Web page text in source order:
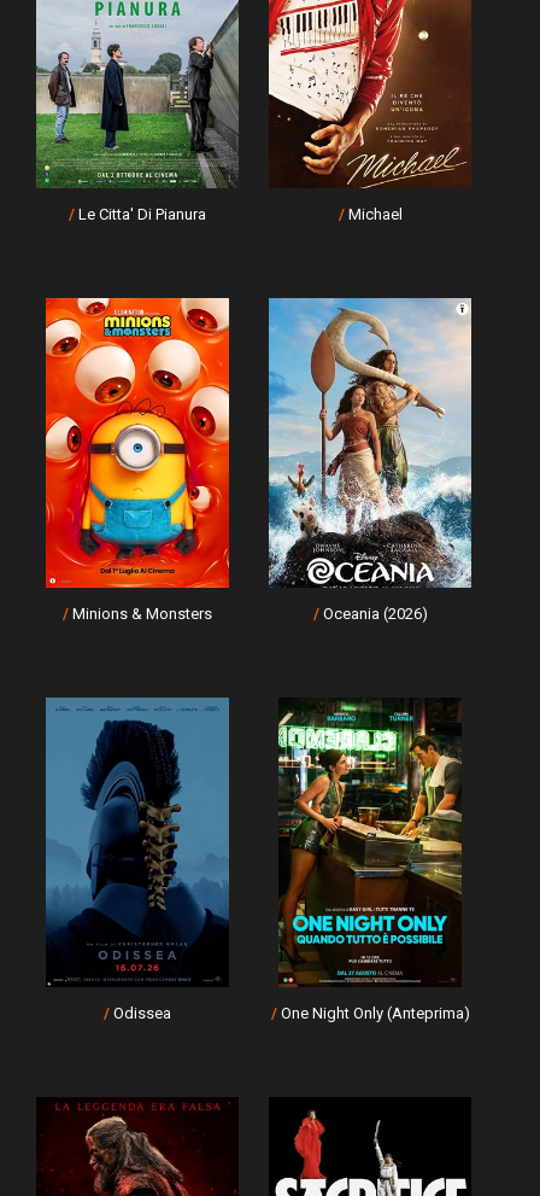
/ Le Citta' Di Pianura /Michael
/ Minions & Monsters /Oceania (2026)
/ Odissea /One Night Only (Anteprima)